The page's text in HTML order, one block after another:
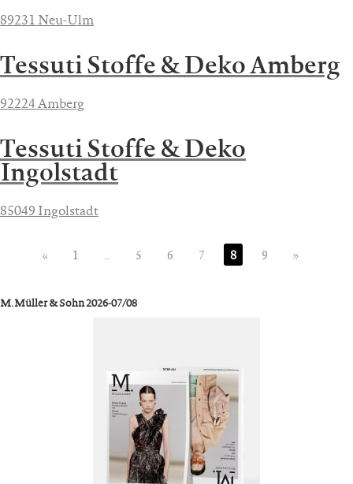
89231 Neu-Ulm
Tessuti Stoffe & Deko Amberg
92224 Amberg
Tessuti Stoffe & Deko
Ingolstadt
85049 Ingolstadt
« 1 … 5 6 7 8 9 »
M. Müller & Sohn 2026-07/08